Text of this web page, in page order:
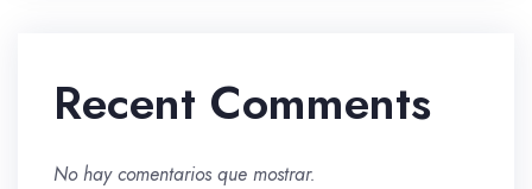
Recent Comments
No hay comentarios que mostrar.